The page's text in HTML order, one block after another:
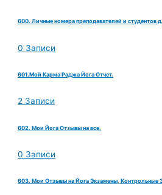
600. Личные номера преподавателей и студентов
0 Записи
601.Мой Карма Раджа Йога Отчет.
2 Записи
602. Мои Йога Отзывы на все.
0 Записи
603. Мои Отзывы на Йога Экзамены, Контрольные